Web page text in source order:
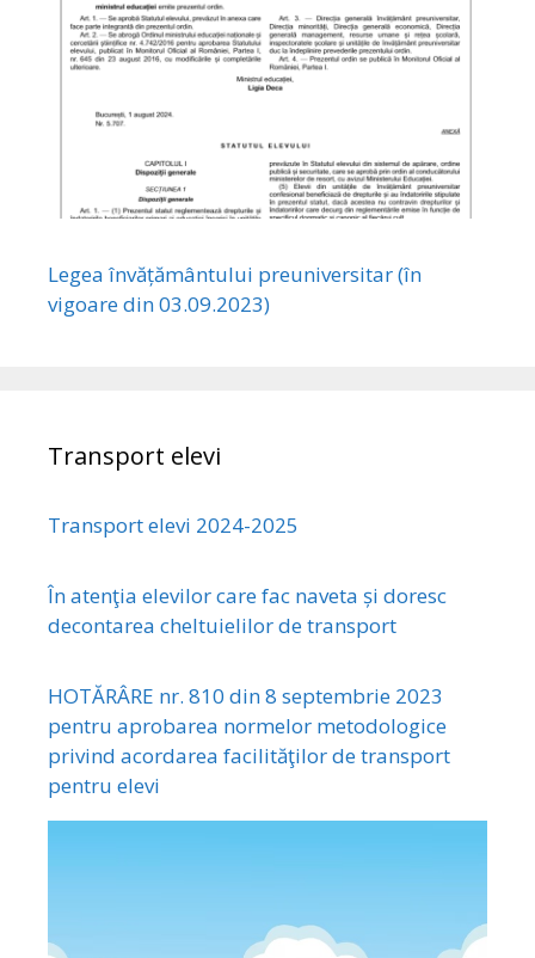
Legea învățământului preuniversitar (în
vigoare din 03.09.2023)
Transport elevi
Transport elevi 2024-2025
În atenţia elevilor care fac naveta și doresc
decontarea cheltuielilor de transport
HOTĂRÂRE nr. 810 din 8 septembrie 2023
pentru aprobarea normelor metodologice
privind acordarea facilităţilor de transport
pentru elevi